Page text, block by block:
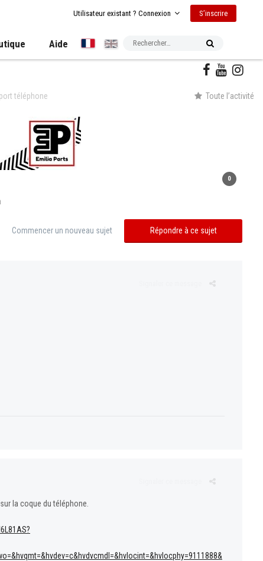
Utilisateur existant ? Connexion S’inscrire
Aide
Toute l’activité
téléphone
0
Répondre à ce sujet
Commencer un nouveau sujet
la coque du téléphone.